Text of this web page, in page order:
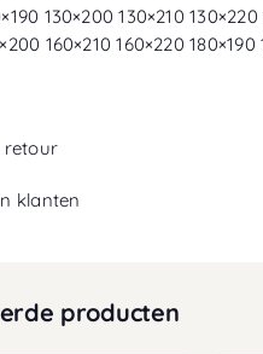
130×200 130×210
160×210 160×220
retour
klanten
producten